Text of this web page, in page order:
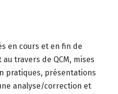
en cours et en fin de
travers de QCM, mises
pratiques, présentations
analyse/correction et